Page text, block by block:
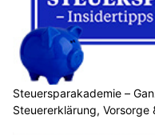
Steuersparakademie –
Steuererklärung, Vorsorge